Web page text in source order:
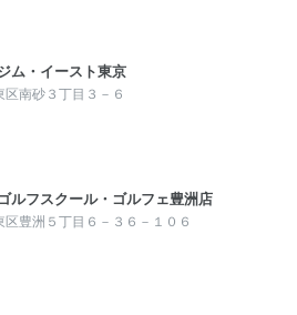
ム・イースト東京
区南砂３丁目３－６
ルフスクール・ゴルフェ豊洲店
区豊洲５丁目６－３６－１０６